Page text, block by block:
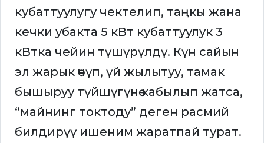
кубаттуулугу чектелип, таңкы жана
кечки убакта 5 кВт кубаттуулук 3
кВтка чейин түшүрүлдү. Күн сайын
эл жарык өчүп, үй жылытуу, тамак
бышыруу түйшүгүнө кабылып жатса,
“майнинг токтоду” деген расмий
билдирүү ишеним жаратпай турат.